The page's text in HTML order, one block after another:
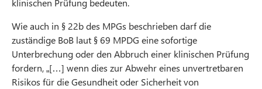
klinischen Prüfung bedeuten.
Wie auch in § 22b des MPGs beschrieben darf die
zuständige BoB laut § 69 MPDG eine sofortige
Unterbrechung oder den Abbruch einer klinischen Prüfung
fordern, „[…] wenn dies zur Abwehr eines unvertretbaren
Risikos für die Gesundheit oder Sicherheit von